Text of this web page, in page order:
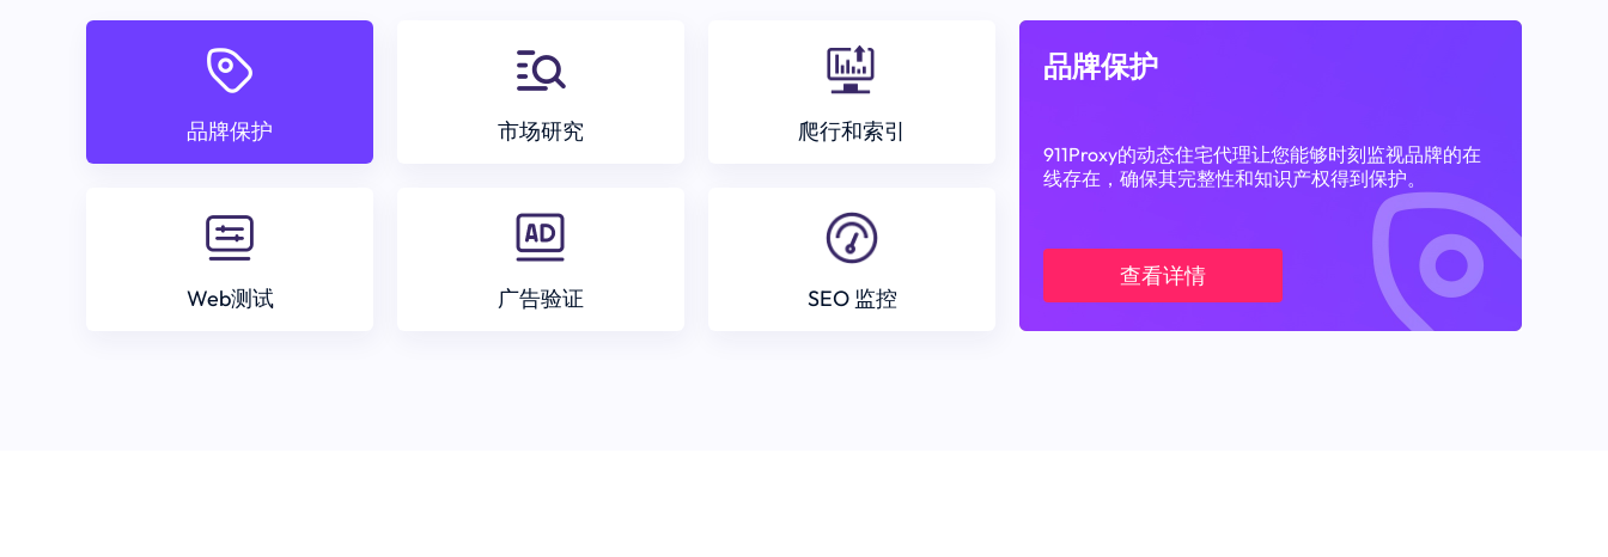
品牌保护 市场研究 爬行和索引
Web测试 广告验证 SEO 监控
品牌保护
911Proxy的动态住宅代理让您能够时刻监视品牌的在
线存在，确保其完整性和知识产权得到保护。
查看详情